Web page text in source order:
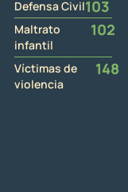
Defensa Civil103
Maltrato
infantil
102
Víctimas de
violencia
148